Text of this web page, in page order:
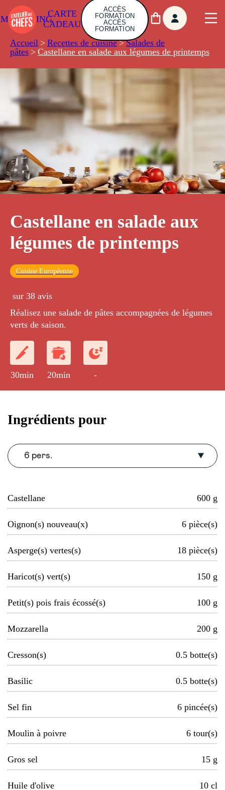
CARTE
CADEAU
ACCÈS
FORMATION
ACCÈS
FORMATION
Accueil > Recettes de cuisine > Salades de
pâtes > Castellane en salade aux légumes de printemps
Castellane en salade aux
légumes de printemps
Cuisine Européenne
sur 38 avis
Réalisez une salade de pâtes accompagnées de légumes
verts de saison.
30min 20min -
Ingrédients pour
6 pers.
Castellane 600 g
Oignon(s) nouveau(x) 6 pièce(s)
Asperge(s) vertes(s) 18 pièce(s)
Haricot(s) vert(s) 150 g
Petit(s) pois frais écossé(s) 100 g
Mozzarella 200 g
Cresson(s) 0.5 botte(s)
Basilic 0.5 botte(s)
Sel fin 6 pincée(s)
Moulin à poivre 6 tour(s)
Gros sel 15 g
Huile d'olive 10 cl